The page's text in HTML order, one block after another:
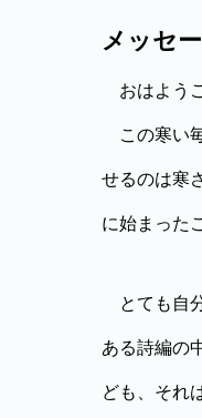
メッセ
おはよう
この寒い
せるのは寒
に始まった
とても自
ある詩編の
ども、それ